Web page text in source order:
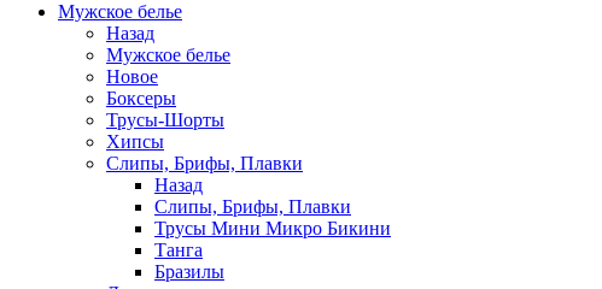
Мужское белье
Назад
Мужское белье
Новое
Боксеры
Трусы-Шорты
Хипсы
Слипы, Брифы, Плавки
Назад
Слипы, Брифы, Плавки
Трусы Мини Микро Бикини
Танга
Бразилы